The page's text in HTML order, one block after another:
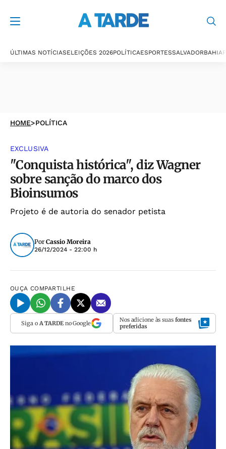
ÚLTIMAS NOTÍCIASELEIÇÕES 2026POLÍTICAESPORTESSALVADORBAHIA
HOME>POLÍTICA
EXCLUSIVA
"Conquista histórica", diz Wagner
sobre sanção do marco dos
Bioinsumos
Projeto é de autoria do senador petista
Por Cassio Moreira
26/12/2024 - 22:00 h
OUÇA COMPARTILHE
Siga o A TARDEno Google Nos adicione às suas fontes
preferidas